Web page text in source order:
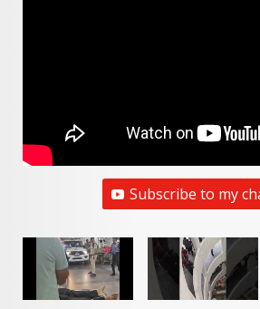
Subscribe to my